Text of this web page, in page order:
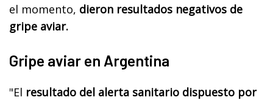
el momento, dieron resultados negativos de
gripe aviar.
Gripe aviar en Argentina
"El resultado del alerta sanitario dispuesto por